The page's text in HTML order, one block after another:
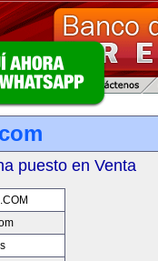
puesto en Venta